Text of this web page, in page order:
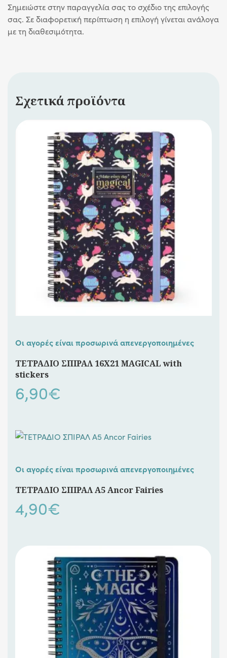
Σημειώστε στην παραγγελία σας το σχέδιο της επιλογής
σας. Σε διαφορετική περίπτωση η επιλογή γίνεται ανάλογα
με τη διαθεσιμότητα.
Σχετικά προϊόντα
Οι αγορές είναι προσωρινά απενεργοποιημένες
ΤΕΤΡΑΔΙΟ ΣΠΙΡΑΛ 16Χ21 MAGICAL with
stickers
6,90€
Οι αγορές είναι προσωρινά απενεργοποιημένες
ΤΕΤΡΑΔΙΟ ΣΠΙΡΑΛ A5 Ancor Fairies
4,90€